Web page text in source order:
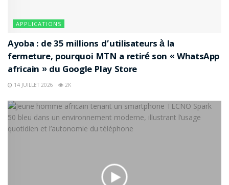
APPLICATIONS
Ayoba : de 35 millions d’utilisateurs à la
fermeture, pourquoi MTN a retiré son « WhatsApp
africain » du Google Play Store
14 JUILLET 2026 2K